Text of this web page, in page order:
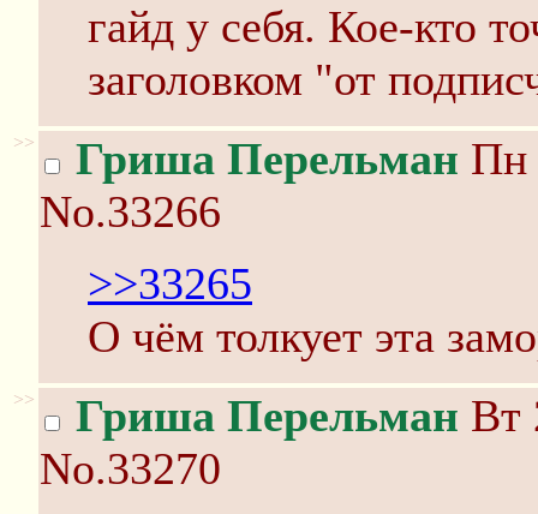
гайд у себя. Кое-кто
заголовком "от
>> Гриша Перельман Пн
No.33266
>>33265
О чём толкует эта
>> Гриша Перельман Вт
No.33270